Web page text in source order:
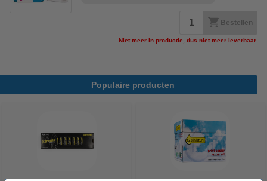
Bestellen
Niet meer in productie, dus niet meer leverbaar.
Populaire producten